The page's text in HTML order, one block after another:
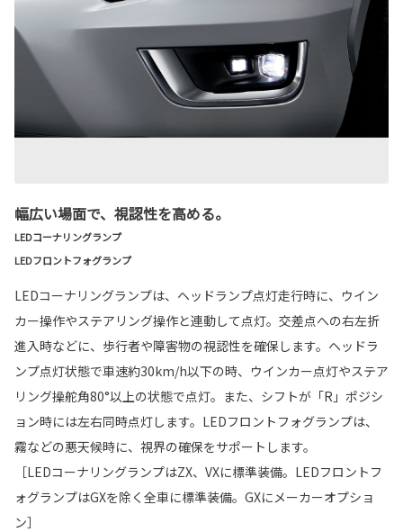
幅広い場面で、視認性を高める。
LEDコーナリングランプ
LEDフロントフォグランプ
LEDコーナリングランプは、ヘッドランプ点灯走行時に、ウイン
カー操作やステアリング操作と連動して点灯。交差点への右左折
進入時などに、歩行者や障害物の視認性を確保します。ヘッドラ
ンプ点灯状態で車速約30km/h以下の時、ウインカー点灯やステア
リング操舵角80°以上の状態で点灯。また、シフトが「R」ポジシ
ョン時には左右同時点灯します。LEDフロントフォグランプは、
霧などの悪天候時に、視界の確保をサポートします。
［LEDコーナリングランプはZX、VXに標準装備。LEDフロントフ
ォグランプはGXを除く全車に標準装備。GXにメーカーオプショ
ン］